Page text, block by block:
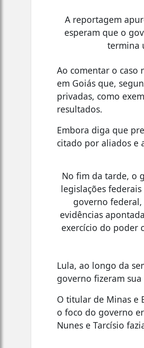
A reportagem
esperam que o
termina
Ao comentar o caso
em Goiás que,
privadas, como
resultados.
Embora diga que
citado por aliados e
No fim da tarde, o
legislações
governo
evidências
exercício do poder
Lula, ao longo da
governo fizeram sua
O titular de Minas e
o foco do governo
Nunes e Tarcísio